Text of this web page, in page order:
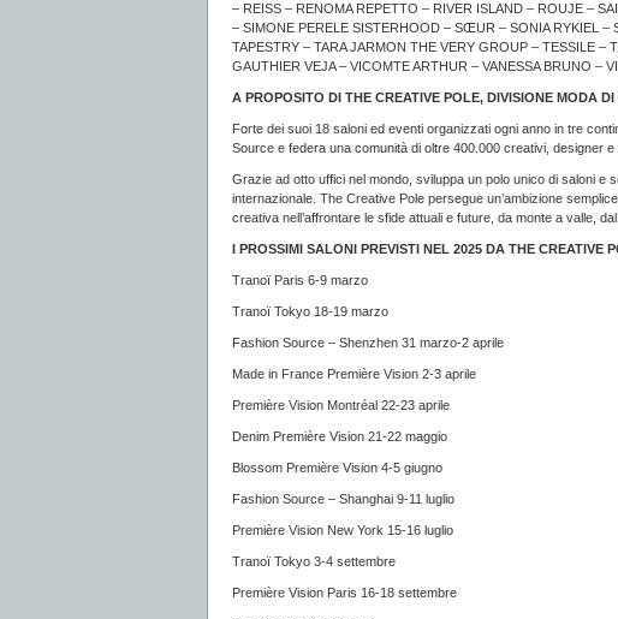
– REISS – RENOMA REPETTO – RIVER ISLAND – ROUJE –
– SIMONE PERELE SISTERHOOD – SŒUR – SONIA RYKIEL
TAPESTRY – TARA JARMON THE VERY GROUP – TESSILE
GAUTHIER VEJA – VICOMTE ARTHUR – VANESSA BRUNO –
A PROPOSITO DI THE CREATIVE POLE, DIVISIONE MODA
Forte dei suoi 18 saloni ed eventi organizzati ogni anno in tre
Source e federa una comunità di oltre 400.000 creativi, designer
Grazie ad otto uffici nel mondo, sviluppa un polo unico di saloni
internazionale. The Creative Pole persegue un’ambizione
creativa nell’affrontare le sfide attuali e future, da monte a valle, dal
I PROSSIMI SALONI PREVISTI NEL 2025 DA THE CREATIVE
Tranoï Paris 6-9 marzo
Tranoï Tokyo 18-19 marzo
Fashion Source – Shenzhen 31 marzo-2 aprile
Made in France Première Vision 2-3 aprile
Première Vision Montréal 22-23 aprile
Denim Première Vision 21-22 maggio
Blossom Première Vision 4-5 giugno
Fashion Source – Shanghai 9-11 luglio
Première Vision New York 15-16 luglio
Tranoï Tokyo 3-4 settembre
Première Vision Paris 16-18 settembre